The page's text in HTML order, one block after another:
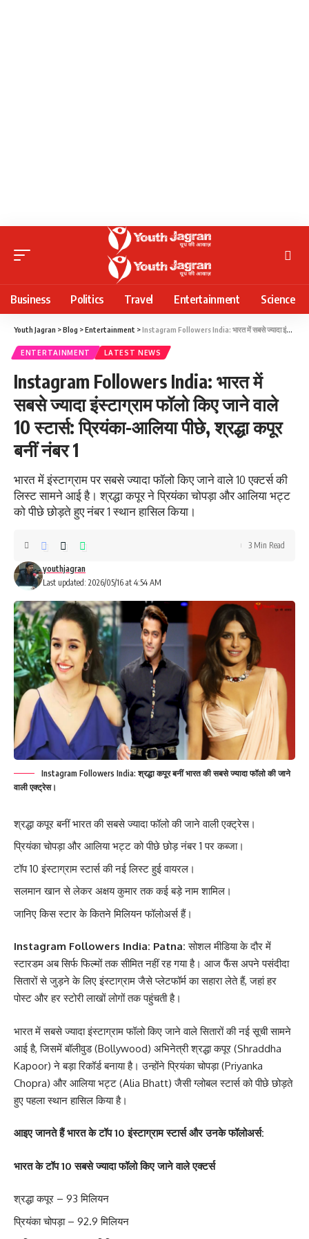
Business Politics Travel Entertainment Science
Youth Jagran >Blog >Entertainment >Instagram Followers India: भारत में सबसे ज्यादा इंस्टाग्राम फॉलो किए जाने वाले 10 स्टार्स: प्रियंका-आलिया पीछे, श्रद्धा कपूर बनीं नंबर 1
ENTERTAINMENT LATEST NEWS
Instagram Followers India: भारत में
सबसे ज्यादा इंस्टाग्राम फॉलो किए जाने वाले
10 स्टार्स: प्रियंका-आलिया पीछे, श्रद्धा कपूर
बनीं नंबर 1
भारत में इंस्टाग्राम पर सबसे ज्यादा फॉलो किए जाने वाले 10 एक्टर्स की
लिस्ट सामने आई है। श्रद्धा कपूर ने प्रियंका चोपड़ा और आलिया भट्ट
को पीछे छोड़ते हुए नंबर 1 स्थान हासिल किया।
Last updated: 2026/05/16 at 4:54 AM
youthjagran
3 Min Read
Instagram Followers India: श्रद्धा कपूर बनीं भारत की सबसे ज्यादा फॉलो की जाने
वाली एक्ट्रेस।
श्रद्धा कपूर बनीं भारत की सबसे ज्यादा फॉलो की जाने वाली एक्ट्रेस।
प्रियंका चोपड़ा और आलिया भट्ट को पीछे छोड़ नंबर 1 पर कब्जा।
टॉप 10 इंस्टाग्राम स्टार्स की नई लिस्ट हुई वायरल।
सलमान खान से लेकर अक्षय कुमार तक कई बड़े नाम शामिल।
जानिए किस स्टार के कितने मिलियन फॉलोअर्स हैं।
Instagram Followers India: Patna: सोशल मीडिया के दौर में
स्टारडम अब सिर्फ फिल्मों तक सीमित नहीं रह गया है। आज फैंस अपने पसंदीदा
सितारों से जुड़ने के लिए इंस्टाग्राम जैसे प्लेटफॉर्म का सहारा लेते हैं, जहां हर
पोस्ट और हर स्टोरी लाखों लोगों तक पहुंचती है।
भारत में सबसे ज्यादा इंस्टाग्राम फॉलो किए जाने वाले सितारों की नई सूची सामने
आई है, जिसमें बॉलीवुड (Bollywood) अभिनेत्री श्रद्धा कपूर (Shraddha
Kapoor) ने बड़ा रिकॉर्ड बनाया है। उन्होंने प्रियंका चोपड़ा (Priyanka
Chopra) और आलिया भट्ट (Alia Bhatt) जैसी ग्लोबल स्टार्स को पीछे छोड़ते
हुए पहला स्थान हासिल किया है।
आइए जानते हैं भारत के टॉप 10 इंस्टाग्राम स्टार्स और उनके फॉलोअर्स:
भारत के टॉप 10 सबसे ज्यादा फॉलो किए जाने वाले एक्टर्स
श्रद्धा कपूर – 93 मिलियन
प्रियंका चोपड़ा – 92.9 मिलियन